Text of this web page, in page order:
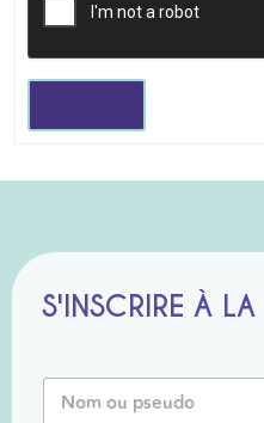
S'INSCRIRE À LA
N